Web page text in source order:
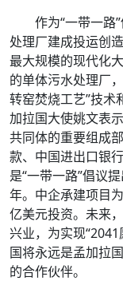
作为“一带一路
处理厂建成投运创
最大规模的现代化
的单体污水处理厂
转窑焚烧工艺”技术
加拉国大使姚文表
共同体的重要组成
款、中国进出口银
是“一带一路”倡议
年。中企承建项目
亿美元投资。未来
兴业，为实现
国将永远是孟加拉
的合作伙伴。